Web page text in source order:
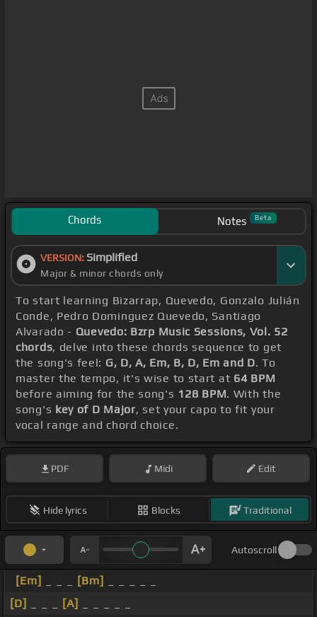
Chords Notes Beta
VERSION: Simplified
Major & minor chords only
To start learning Bizarrap, Quevedo, Gonzalo Julián
Conde, Pedro Dominguez Quevedo, Santiago
Alvarado - Quevedo: Bzrp Music Sessions, Vol. 52
chords, delve into these chords sequence to get
the song's feel: G, D, A, Em, B, D, Em and D. To
master the tempo, it's wise to start at 64 BPM
before aiming for the song's 128 BPM. With the
song's key of D Major, set your capo to fit your
vocal range and chord choice.
PDF Midi Edit
Hide lyrics Blocks Traditional
Autoscroll
[Em] [Bm]
[D]
[A]